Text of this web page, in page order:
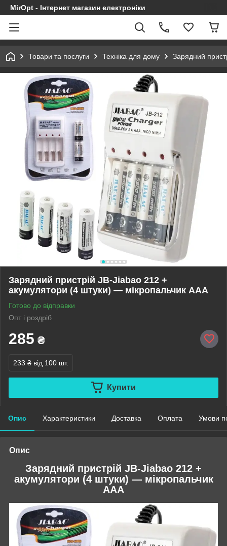
MirOpt - Інтернет магазин електроніки
Товари та послуги Техніка для дому Зарядний
Зарядний пристрій JB-Jiabao 212 +
акумулятори (4 штуки) — мікропальчик AAA
Готово до відправки
Опт і роздріб
285 ₴
233 ₴ від 100 шт.
Купити
Опис Характеристики Доставка Оплата Умови
Опис
Зарядний пристрій JB-Jiabao 212 +
акумулятори (4 штуки) — мікропальчик
AAA